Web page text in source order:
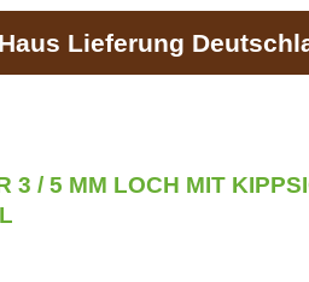
Lieferung
3 / 5 MM LOCH MIT